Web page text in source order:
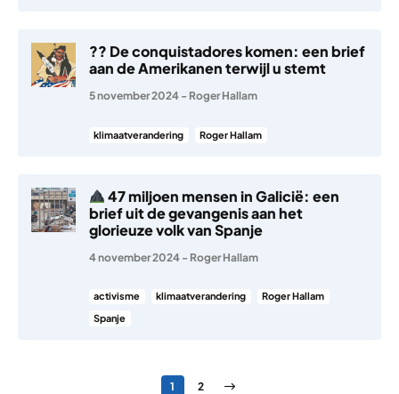
?? De conquistadores komen: een brief
aan de Amerikanen terwijl u stemt
5 november 2024 - Roger Hallam
klimaatverandering Roger Hallam
47 miljoen mensen in Galicië: een
brief uit de gevangenis aan het
glorieuze volk van Spanje
4 november 2024 - Roger Hallam
activisme klimaatverandering
Roger Hallam
Spanje
Berichten paginering
Pagina
1 Pagina
2 Volgende pagina